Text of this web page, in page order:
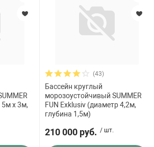
5м х 3м,
(43)
Бассейн круглый
морозоустойчивый SUMMER
FUN Exklusiv (диаметр 4,2м,
глубина 1,5м)
210 000 руб. / шт.